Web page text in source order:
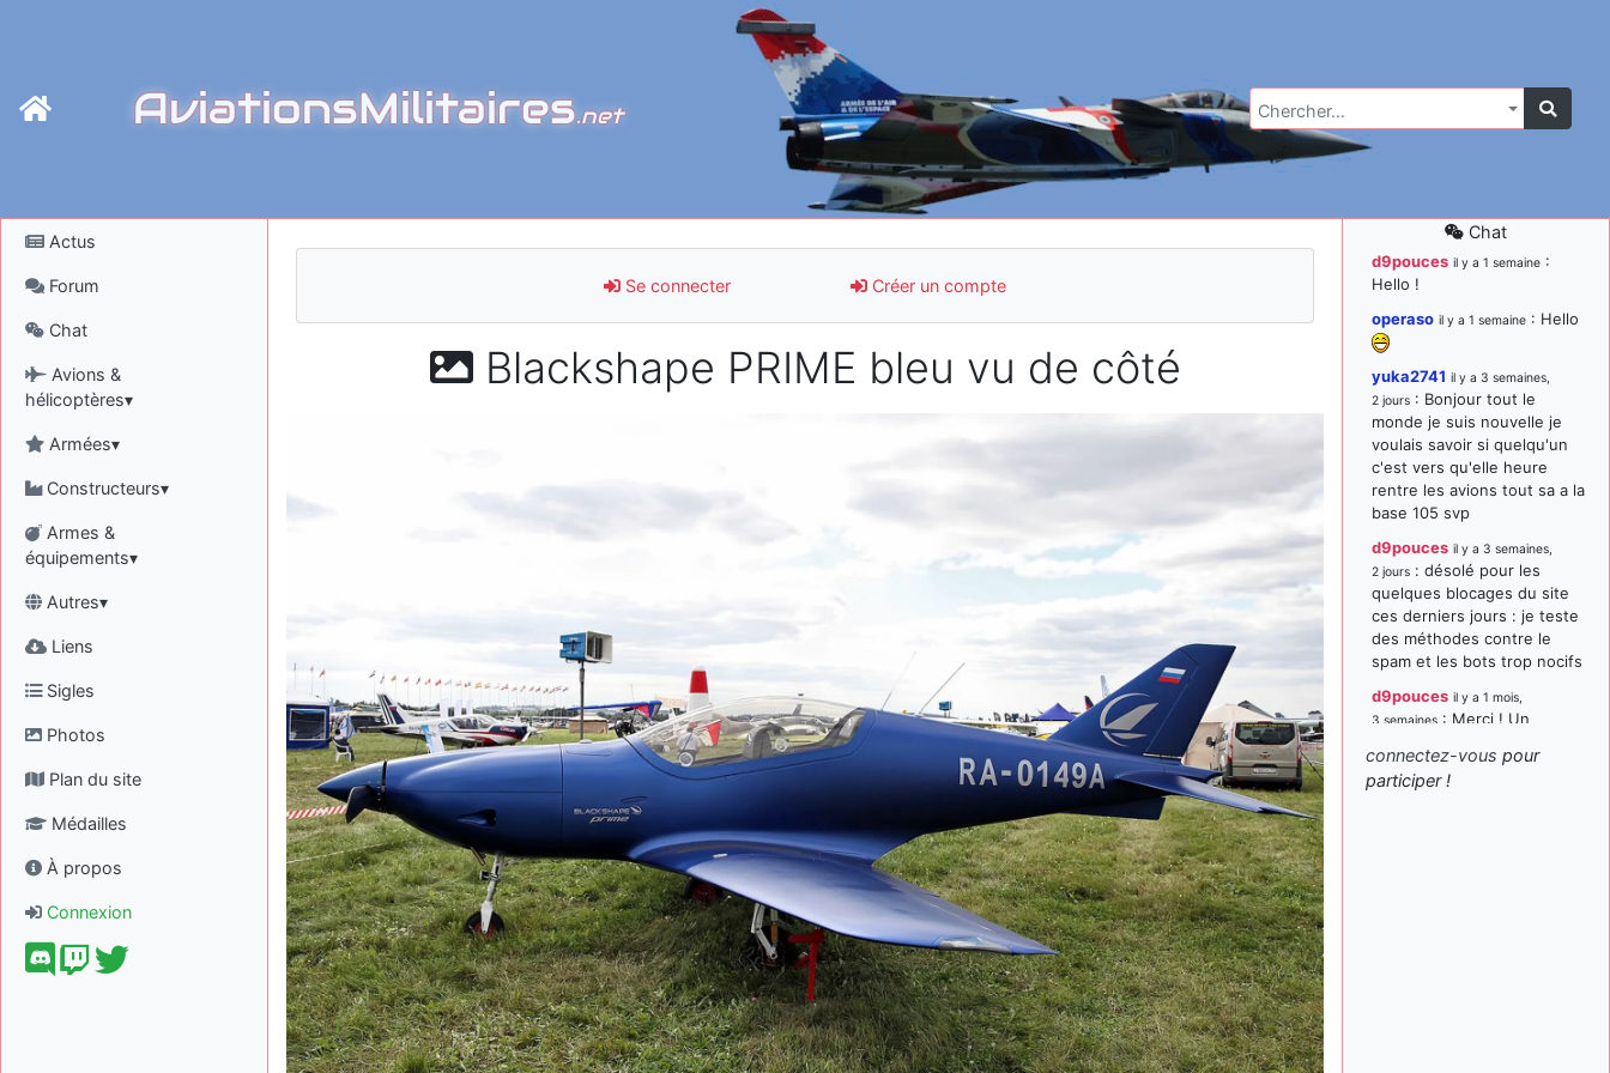
AviationsMilitaires.net Chercher…
Actus
Forum
Chat
Avions &
hélicoptères▾
Armées▾
Constructeurs▾
Armes &
équipements▾
Autres▾
Liens
Sigles
Photos
Plan du site
Médailles
À propos
Connexion
Se connecter Créer un compte
Blackshape PRIME bleu vu de côté
Chat
d9pouces il y a 1 semaine :
Hello !
operaso il y a 1 semaine : Hello
yuka2741 il y a 3 semaines,
2 jours : Bonjour tout le
monde je suis nouvelle je
voulais savoir si quelqu'un
c'est vers qu'elle heure
rentre les avions tout sa a la
base 105 svp
d9pouces il y a 3 semaines,
2 jours : désolé pour les
quelques blocages du site
ces derniers jours : je teste
des méthodes contre le
spam et les bots trop nocifs
d9pouces il y a 1 mois,
3 semaines : Merci ! Un
paxwax il y a 1 mois, 3 semaines
connectez-vous pour
participer !